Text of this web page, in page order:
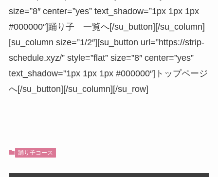
size=”8″ center=”yes” text_shadow=”1px 1px 1px
#000000″]踊り子 一覧へ[/su_button][/su_column]
[su_column size=”1/2″][su_button url=”https://strip-
schedule.xyz/” style=”flat” size=”8″ center=”yes”
text_shadow=”1px 1px 1px #000000″]トップページ
へ[/su_button][/su_column][/su_row]
踊り子コース